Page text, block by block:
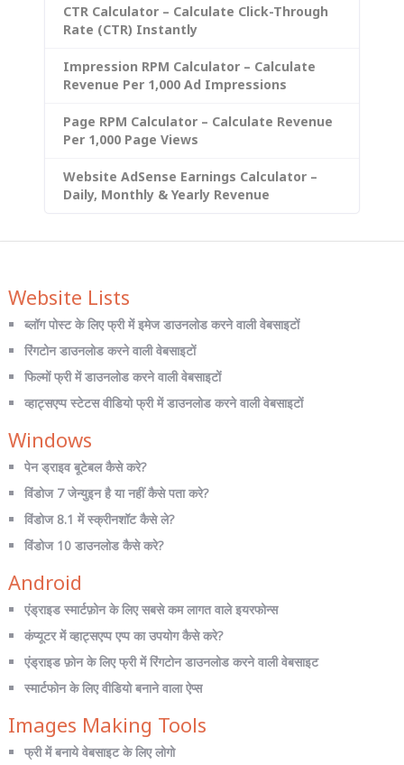
CTR Calculator – Calculate Click-Through
Rate (CTR) Instantly
Impression RPM Calculator – Calculate
Revenue Per 1,000 Ad Impressions
Page RPM Calculator – Calculate Revenue
Per 1,000 Page Views
Website AdSense Earnings Calculator –
Daily, Monthly & Yearly Revenue
Website Lists
ब्लॉग पोस्ट के लिए फ्री में इमेज डाउनलोड करने वाली वेबसाइटों
रिंगटोन डाउनलोड करने वाली वेबसाइटों
फिल्मों फ्री में डाउनलोड करने वाली वेबसाइटों
व्हाट्सएप्प स्टेटस वीडियो फ्री में डाउनलोड करने वाली वेबसाइटों
Windows
पेन ड्राइव बूटेबल कैसे करे?
विंडोज 7 जेन्युइन है या नहीं कैसे पता करे?
विंडोज 8.1 में स्क्रीनशॉट कैसे ले?
विंडोज 10 डाउनलोड कैसे करे?
Android
एंड्राइड स्मार्टफ़ोन के लिए सबसे कम लागत वाले इयरफोन्स
कंप्यूटर में व्हाट्सएप्प एप्प का उपयोग कैसे करे?
एंड्राइड फ़ोन के लिए फ्री में रिंगटोन डाउनलोड करने वाली वेबसाइट
स्मार्टफोन के लिए वीडियो बनाने वाला ऐप्स
Images Making Tools
फ्री में बनाये वेबसाइट के लिए लोगो